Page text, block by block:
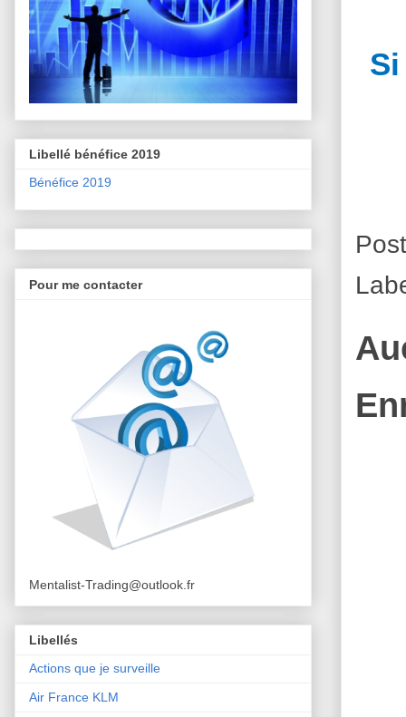
Libellé bénéfice 2019
Bénéfice 2019
Pour me contacter
Mentalist-Trading@outlook.fr
Libellés
Actions que je surveille
Air France KLM